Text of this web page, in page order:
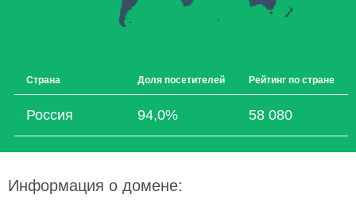
Страна Доля посетителей Рейтинг по стране
Россия 94,0% 58 080
Информация о домене: